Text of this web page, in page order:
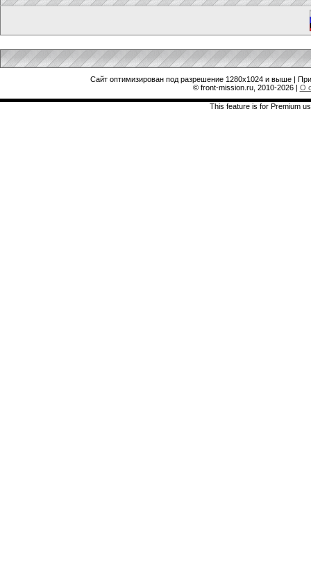
Сайт оптимизирован под разрешение 1280x1024 и выше |
© front-mission.ru, 2010-2026| О
This feature is for Premium